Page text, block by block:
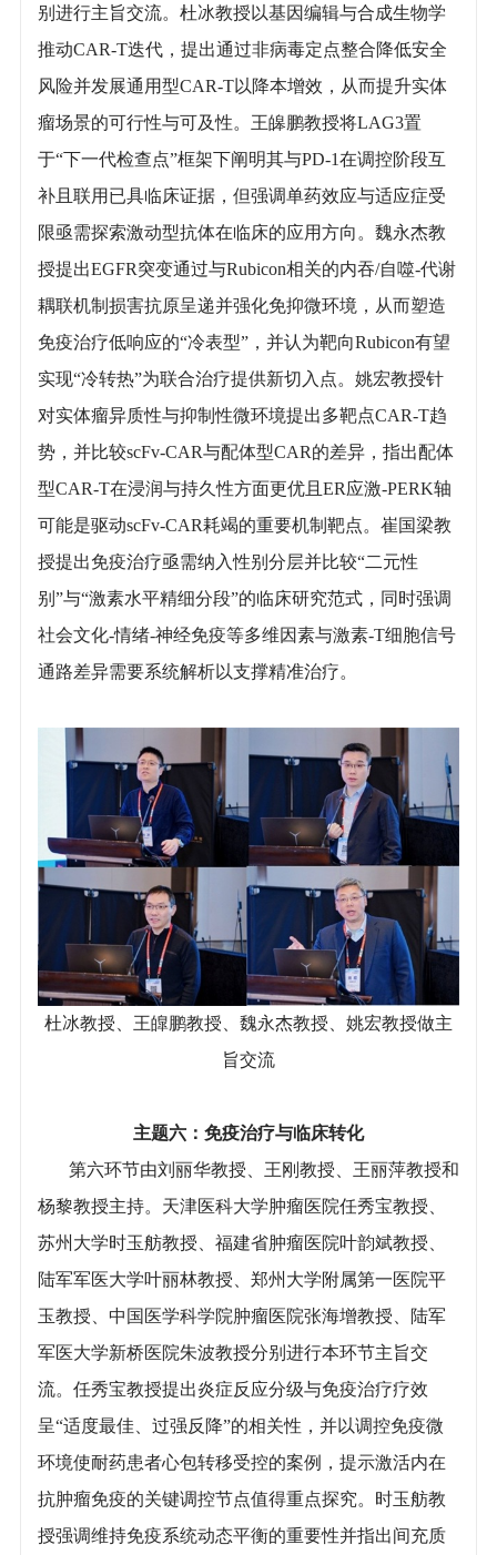
别进行主旨交流。杜冰教授以基因编辑与合成生物学
推动CAR-T迭代，提出通过非病毒定点整合降低安全
风险并发展通用型CAR-T以降本增效，从而提升实体
瘤场景的可行性与可及性。王皞鹏教授将LAG3置
于“下一代检查点”框架下阐明其与PD-1在调控阶段互
补且联用已具临床证据，但强调单药效应与适应症受
限亟需探索激动型抗体在临床的应用方向。魏永杰教
授提出EGFR突变通过与Rubicon相关的内吞/自噬-代谢
耦联机制损害抗原呈递并强化免抑微环境，从而塑造
免疫治疗低响应的“冷表型”，并认为靶向Rubicon有望
实现“冷转热”为联合治疗提供新切入点。姚宏教授针
对实体瘤异质性与抑制性微环境提出多靶点CAR-T趋
势，并比较scFv-CAR与配体型CAR的差异，指出配体
型CAR-T在浸润与持久性方面更优且ER应激-PERK轴
可能是驱动scFv-CAR耗竭的重要机制靶点。崔国梁教
授提出免疫治疗亟需纳入性别分层并比较“二元性
别”与“激素水平精细分段”的临床研究范式，同时强调
社会文化-情绪-神经免疫等多维因素与激素-T细胞信号
通路差异需要系统解析以支撑精准治疗。
杜冰教授、王皥鹏教授、魏永杰教授、姚宏教授做主
旨交流
主题六：免疫治疗与临床转化
第六环节由刘丽华教授、王刚教授、王丽萍教授和
杨黎教授主持。天津医科大学肿瘤医院任秀宝教授、
苏州大学时玉舫教授、福建省肿瘤医院叶韵斌教授、
陆军军医大学叶丽林教授、郑州大学附属第一医院平
玉教授、中国医学科学院肿瘤医院张海增教授、陆军
军医大学新桥医院朱波教授分别进行本环节主旨交
流。任秀宝教授提出炎症反应分级与免疫治疗疗效
呈“适度最佳、过强反降”的相关性，并以调控免疫微
环境使耐药患者心包转移受控的案例，提示激活内在
抗肿瘤免疫的关键调控节点值得重点探究。时玉舫教
授强调维持免疫系统动态平衡的重要性并指出间充质